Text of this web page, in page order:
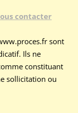
contacter
sont
Ils ne
constituant
sollicitation ou